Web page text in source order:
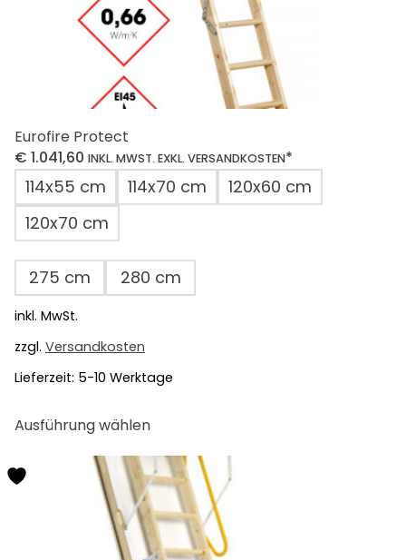
Eurofire Protect
€ 1.041,60 INKL. MWST. EXKL. VERSANDKOSTEN*
114x55 cm 114x70 cm
120x60 cm
120x70 cm
275 cm 280 cm
inkl. MwSt.
zzgl. Versandkosten
Lieferzeit: 5-10 Werktage
Ausführung wählenProdukt
weist
mehrere
Varianten
auf.
Die